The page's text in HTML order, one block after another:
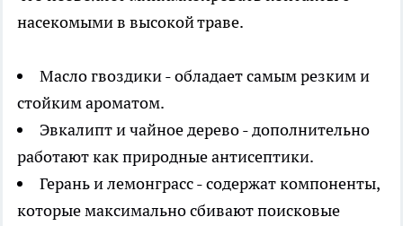
насекомыми в высокой траве.
Масло гвоздики - обладает самым резким и
стойким ароматом.
Эвкалипт и чайное дерево - дополнительно
работают как природные антисептики.
Герань и лемонграсс - содержат компоненты,
которые максимально сбивают поисковые